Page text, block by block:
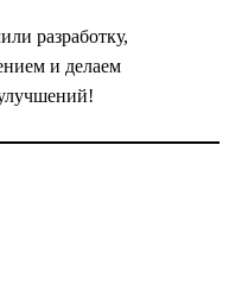
разработку,
и делаем